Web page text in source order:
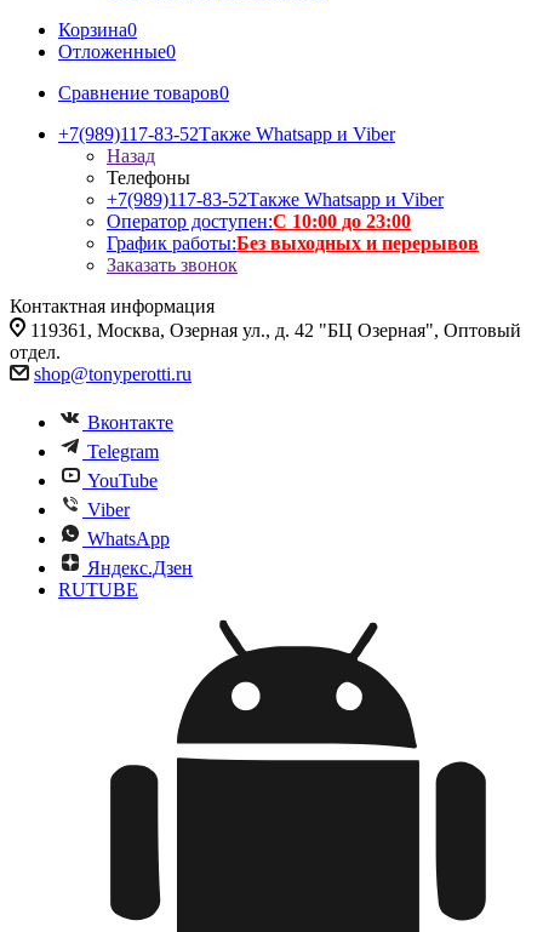
Корзина0
Отложенные0
Сравнение товаров0
+7(989)117-83-52Также Whatsapp и Viber
Назад
Телефоны
+7(989)117-83-52Также Whatsapp и Viber
Оператор доступен:С 10:00 до 23:00
График работы:Без выходных и перерывов
Заказать звонок
Контактная информация
119361, Москва, Озерная ул., д. 42 "БЦ Озерная", Оптовый
отдел.
shop@tonyperotti.ru
Вконтакте
Telegram
YouTube
Viber
WhatsApp
Яндекс.Дзен
RUTUBE